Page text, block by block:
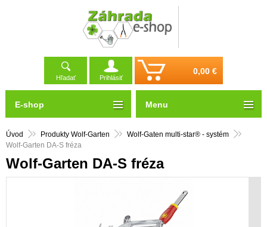
Hľadať Prihlásiť
0,00 €
Úvod Produkty Wolf-Garten
Wolf-Gaten multi-star® - systém
Wolf-Garten DA-S fréza
Wolf-Garten DA-S fréza
E-shop Menu